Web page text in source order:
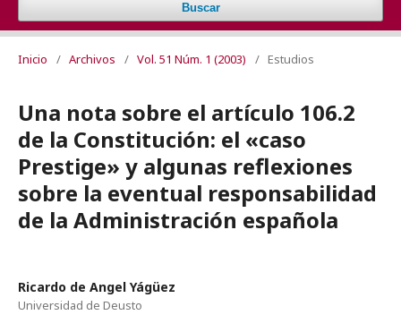
Buscar
Inicio / Archivos / Vol. 51 Núm. 1 (2003) / Estudios
Una nota sobre el artículo 106.2
de la Constitución: el «caso
Prestige» y algunas reflexiones
sobre la eventual responsabilidad
de la Administración española
Ricardo de Angel Yágüez
Universidad de Deusto